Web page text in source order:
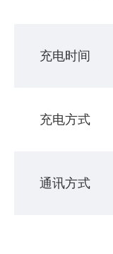
充电时间
充电方式
通讯方式